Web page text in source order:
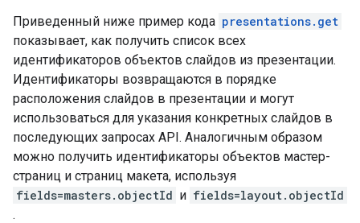
Приведенный ниже пример кода presentations.get
показывает, как получить список всех
идентификаторов объектов слайдов из презентации.
Идентификаторы возвращаются в порядке
расположения слайдов в презентации и могут
использоваться для указания конкретных слайдов в
последующих запросах API. Аналогичным образом
можно получить идентификаторы объектов мастер-
страниц и страниц макета, используя
fields=masters.objectId и fields=layout.objectId
.